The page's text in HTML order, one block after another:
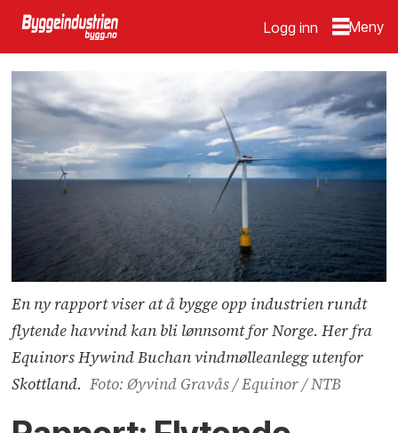
Logg inn
En ny rapport viser at å bygge opp industrien rundt
flytende havvind kan bli lønnsomt for Norge. Her fra
Equinors Hywind Buchan vindmølleanlegg utenfor
Skottland. Foto: Øyvind Gravås / Equinor / NTB